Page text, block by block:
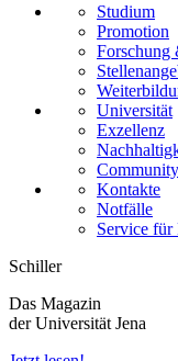
Studium
Promotion
Forschung
Universität
Exzellenz
Community
Kontakte
Notfälle
Service für
Schiller
Das Magazin
der Universität Jena